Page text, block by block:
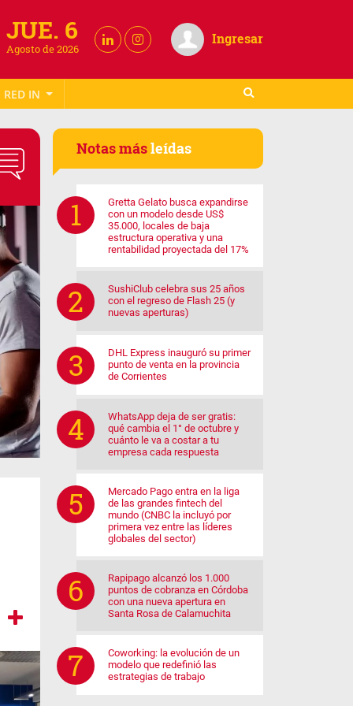
JUE. 6
Agosto de 2026
Ingresar
RED IN
Notas másleídas
Gretta Gelato busca expandirse
con un modelo desde US$
35.000, locales de baja
estructura operativa y una
rentabilidad proyectada del 17%
SushiClub celebra sus 25 años
con el regreso de Flash 25 (y
nuevas aperturas)
DHL Express inauguró su primer
punto de venta en la provincia
de Corrientes
WhatsApp deja de ser gratis:
qué cambia el 1° de octubre y
cuánto le va a costar a tu
empresa cada respuesta
Mercado Pago entra en la liga
de las grandes fintech del
mundo (CNBC la incluyó por
primera vez entre las líderes
globales del sector)
Rapipago alcanzó los 1.000
puntos de cobranza en Córdoba
con una nueva apertura en
Santa Rosa de Calamuchita
Coworking: la evolución de un
modelo que redefinió las
estrategias de trabajo